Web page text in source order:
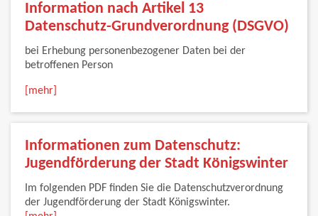
Information nach Artikel 13
Datenschutz-Grundverordnung (DSGVO)
bei Erhebung personenbezogener Daten bei der
betroffenen Person
[mehr]
Informationen zum Datenschutz:
Jugendförderung der Stadt Königswinter
Im folgenden PDF finden Sie die Datenschutzverordnung
der Jugendförderung der Stadt Königswinter.